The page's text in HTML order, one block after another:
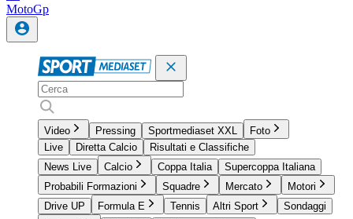
MotoGp
Video Pressing Sportmediaset XXL
Foto
Live
Diretta Calcio
Risultati e Classifiche
News Live
Calcio Coppa Italia
Supercoppa Italiana
Probabili Formazioni
Squadre Mercato
Motori
Drive UP
Formula E Tennis Altri Sport
Sondaggi